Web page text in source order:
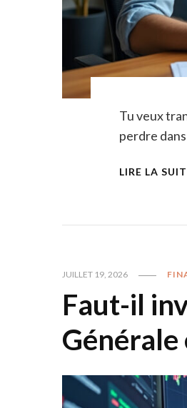
Tu veux
perdre
LIRE LA
JUILLET 19, 2026
Faut-il
Générale